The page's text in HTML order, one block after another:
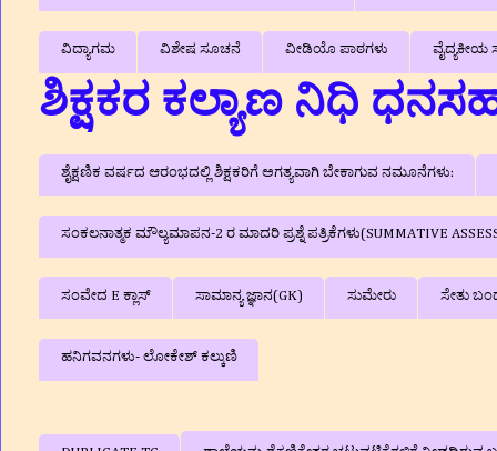
ವಿದ್ಯಾಗಮ ವಿಶೇಷ ಸೂಚನೆ ವೀಡಿಯೊ ಪಾಠಗಳು ವೈದ್ಯಕೀಯ
ಶಿಕ್ಷಕರ ಕಲ್ಯಾಣ ನಿಧಿ
ಶೈಕ್ಷಣಿಕ ವರ್ಷದ ಆರಂಭದಲ್ಲಿ ಶಿಕ್ಷಕರಿಗೆ ಅಗತ್ಯವಾಗಿ ಬೇಕಾಗುವ ನಮೂನೆಗಳು:
ಸಂಕಲನಾತ್ಮಕ ಮೌಲ್ಯಮಾಪನ-2 ರ ಮಾದರಿ ಪ್ರಶ್ನೆ ಪತ್ರಿಕೆಗಳು(SUMMATIVE
ಸಂವೇದ E ಕ್ಲಾಸ್ ಸಾಮಾನ್ಯ ಜ್ಞಾನ(GK) ಸುಮೇರು ಸೇತು
ಹನಿಗವನಗಳು- ಲೋಕೇಶ್ ಕಲ್ಕುಣಿ